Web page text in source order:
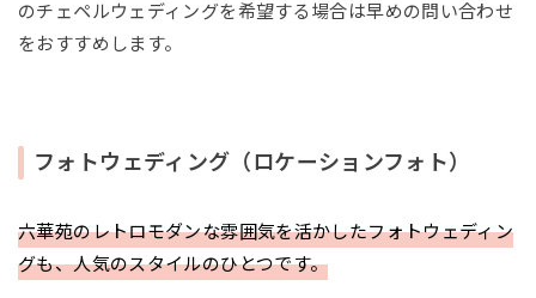
のチェペルウェディングを希望する場合は早めの問い合わせ
をおすすめします。
フォトウェディング（ロケーションフォト）
六華苑のレトロモダンな雰囲気を活かしたフォトウェディン
グも、人気のスタイルのひとつです。